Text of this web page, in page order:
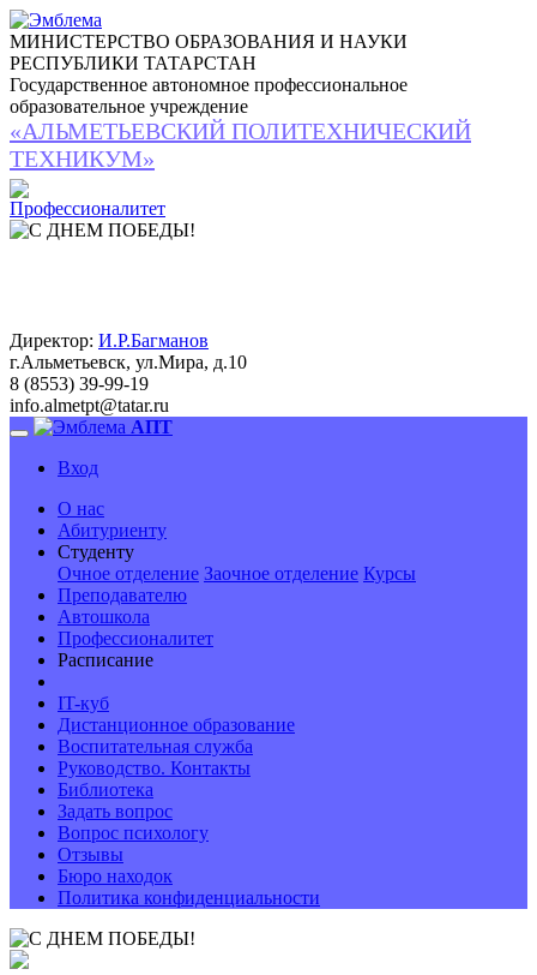
МИНИСТЕРСТВО ОБРАЗОВАНИЯ И НАУКИ
РЕСПУБЛИКИ ТАТАРСТАН
Государственное автономное профессиональное
образовательное учреждение
«АЛЬМЕТЬЕВСКИЙ ПОЛИТЕХНИЧЕСКИЙ
ТЕХНИКУМ»
Директор: И.Р.Багманов
г.Альметьевск, ул.Мира, д.10
8 (8553) 39-99-19
info.almetpt@tatar.ru
АПТ
Вход
О нас
Абитуриенту
Студенту
Очное отделение Заочное отделение Курсы
Преподавателю
Автошкола
Профессионалитет
Расписание
IT-куб
Дистанционное образование
Воспитательная служба
Руководство. Контакты
Библиотека
Задать вопрос
Вопрос психологу
Отзывы
Бюро находок
Политика конфиденциальности